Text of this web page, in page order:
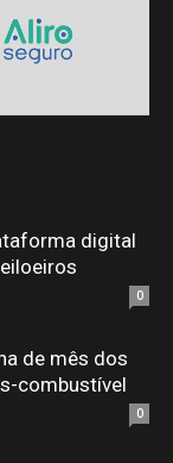
digital
0
de mês dos
combustível
0